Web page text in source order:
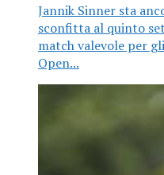
Jannik Sinner sta
sconfitta al quinto
match valevole per
Open...